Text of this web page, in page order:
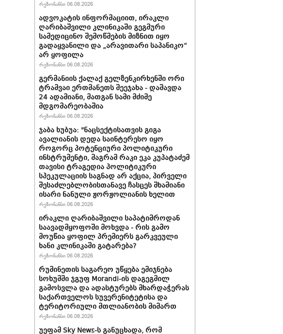
რეზონანსი 06.08.2026
ადვოკატის ინფორმაციით, ირაკლი
ღარიბაშვილი კლინიკაში გეგმური
სამედიცინო შემოწმების მიზნით იყო
გადაყვანილი და „არავითარი საპანიკო“
არ ყოფილა
რეზონანსი 06.08.2026
გერმანიის ქალაქ გელზენკირხენში ორი
ტრამვაი ერთმანეთს შეეჯახა - დაშავდა
24 ადამიანი, მათგან სამი მძიმე
მდგომარეობაშია
რეზონანსი 06.08.2026
ჯაბა ხუბუა: "ნაცსექტისათვის გიგა
ავალიანის დედა საინტერესო იყო
როგორც პოტენციური პოლიტიკური
ინსტრუმენტი, მაგრამ რაკი ეკა კუპატაძემ
თავისი ტრაგედია პოლიტიკური
სპეკულაციის საგნად არ აქცია, პირველი
შესაძლებლობისთანავე ჩასცეს შხამიანი
ისარი ნანული ჟორჟოლიანის ხელით
რეზონანსი 06.08.2026
ირაკლი ღარიბაშვილი საპატიმროდან
საავადმყოფოში მოხვდა - რის გამო
მოუწია ყოფილ პრემიერს გარკვეული
ხანი კლინიკაში გატარება?
რეზონანსი 06.08.2026
რუმინეთის საგარეო უწყება ემიჯნება
სოხუმში ჯგუფ Morandi-ის დაგეგმილ
გამოსვლა და ადასტურებს მხარდაჭერას
საქართველოს სუვერენიტეტისა და
ტერიტორიული მთლიანობის მიმართ
რეზონანსი 06.08.2026
უეფამ Sky News-ს განუცხადა, რომ